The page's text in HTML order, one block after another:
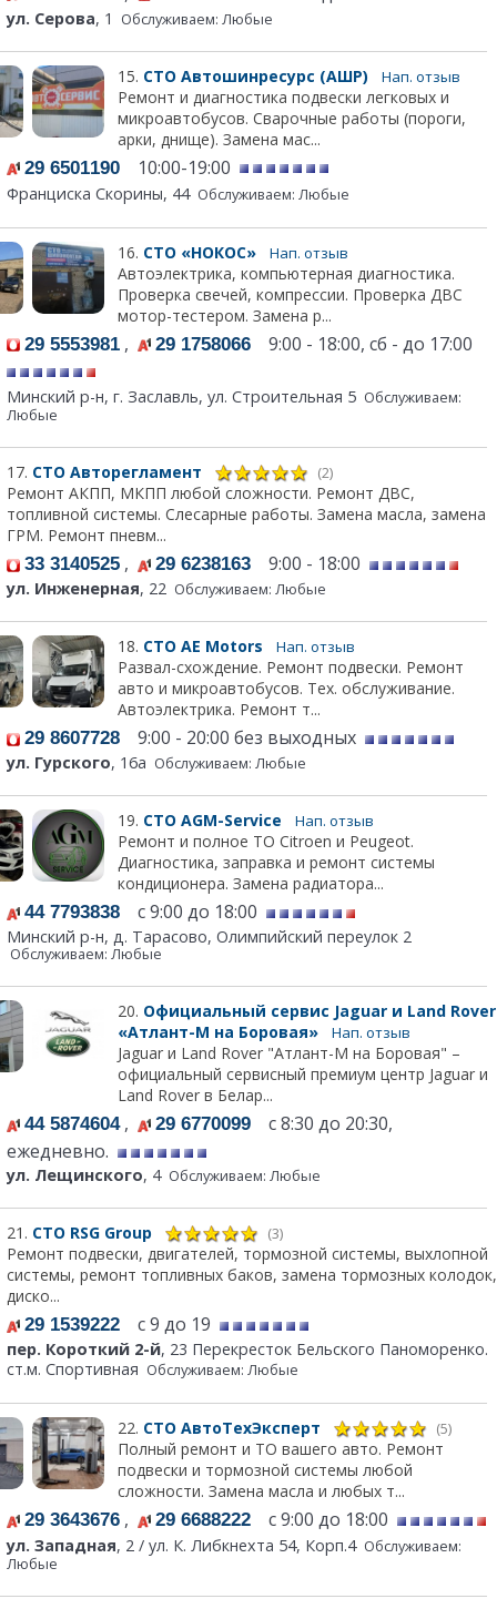
ул. Серова, 1 Обслуживаем: Любые
15. СТО Автошинресурс (АШР) Нап. отзыв
Ремонт и диагностика подвески легковых и
микроавтобусов. Сварочные работы (пороги,
арки, днище). Замена мас...
29 6501190 10:00-19:00
Франциска Скорины, 44 Обслуживаем: Любые
16. СТО «НОКОС» Нап. отзыв
Автоэлектрика, компьютерная диагностика.
Проверка свечей, компрессии. Проверка ДВС
мотор-тестером. Замена р...
29 5553981 , 29 1758066 9:00 - 18:00, сб - до 17:00
Минский р-н, г. Заславль, ул. Строительная 5 Обслуживаем:
Любые
17. СТО Авторегламент (2)
Ремонт АКПП, МКПП любой сложности. Ремонт ДВС,
топливной системы. Слесарные работы. Замена масла, замена
ГРМ. Ремонт пневм...
33 3140525 , 29 6238163 9:00 - 18:00
ул. Инженерная, 22 Обслуживаем: Любые
18. СТО АЕ Моtors Нап. отзыв
Развал-схождение. Ремонт подвески. Ремонт
авто и микроавтобусов. Тех. обслуживание.
Автоэлектрика. Ремонт т...
29 8607728 9:00 - 20:00 без выходных
ул. Гурского, 16а Обслуживаем: Любые
19. СТО AGM-Service Нап. отзыв
Ремонт и полное ТО Citroen и Peugeot.
Диагностика, заправка и ремонт системы
кондиционера. Замена радиатора...
44 7793838 с 9:00 до 18:00
Минский р-н, д. Тарасово, Олимпийский переулок 2
Обслуживаем: Любые
20. Официальный сервис Jaguar и Land Rover
«Атлант-М на Боровая»
Нап. отзыв
Jaguar и Land Rover "Атлант-М на Боровая" –
официальный сервисный премиум центр Jaguar и
Land Rover в Белар...
44 5874604, 29 6770099 с 8:30 до 20:30,
ежедневно.
ул. Лещинского, 4 Обслуживаем: Любые
21. СТО RSG Group (3)
Ремонт подвески, двигателей, тормозной системы, выхлопной
системы, ремонт топливных баков, замена тормозных колодок,
диско...
29 1539222 с 9 до 19
пер. Короткий 2-й, 23 Перекресток Бельского Паноморенко.
ст.м. Спортивная Обслуживаем: Любые
22. СТО АвтоТехЭксперт (5)
Полный ремонт и ТО вашего авто. Ремонт
подвески и тормозной системы любой
сложности. Замена масла и любых т...
29 3643676 , 29 6688222 с 9:00 до 18:00
ул. Западная, 2 / ул. К. Либкнехта 54, Корп.4 Обслуживаем:
Любые